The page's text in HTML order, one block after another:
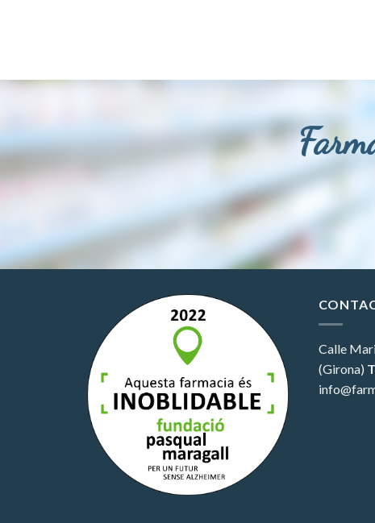
Calle
(Girona)